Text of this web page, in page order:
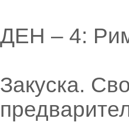
ДЕН – 4:
Закуска.